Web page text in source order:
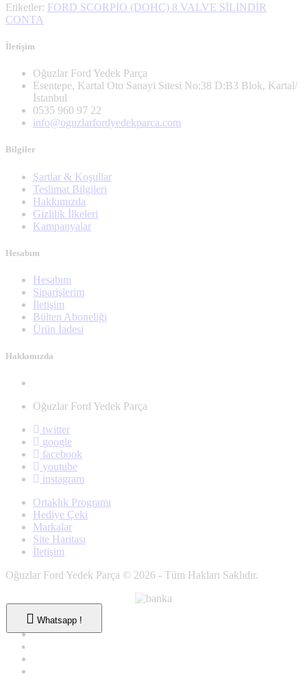
Whatsapp !
Whatsapp !
Etiketler: FORD SCORPİO (DOHC) 8 VALVE SİLİNDİR
CONTA
İletişim
Oğuzlar Ford Yedek Parça
Esentepe, Kartal Oto Sanayi Sitesi No:38 D:B3 Blok, Kartal/
İstanbul
0535 960 97 22
info@oguzlarfordyedekparca.com
Bilgiler
Şartlar & Koşullar
Teslimat Bilgileri
Hakkımızda
Gizlilik İlkeleri
Kampanyalar
Hesabım
Hesabım
Siparişlerim
İletişim
Bülten Aboneliği
Ürün İadesi
Hakkımızda
Oğuzlar Ford Yedek Parça
twitter
google
facebook
youtube
instagram
Ortaklık Programı
Hediye Çeki
Markalar
Site Haritası
İletişim
Oğuzlar Ford Yedek Parça © 2026 - Tüm Hakları Saklıdır.